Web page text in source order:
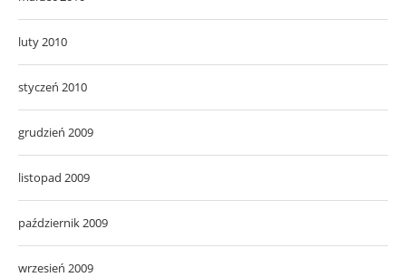
luty 2010
styczeń 2010
grudzień 2009
listopad 2009
październik 2009
wrzesień 2009